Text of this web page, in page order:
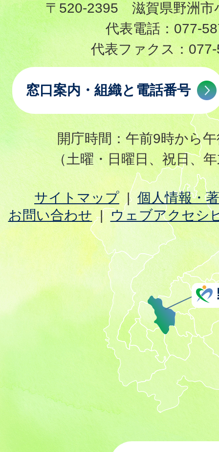
〒520-2395 滋賀県野洲市
代表電話： 077-
代表ファクス：
窓口案内・組織と電話番号
開庁時間：午前9時から
（土曜・日曜日、祝日、
サイトマップ
個人情報・
お問い合わせ
ウェブアクセシ